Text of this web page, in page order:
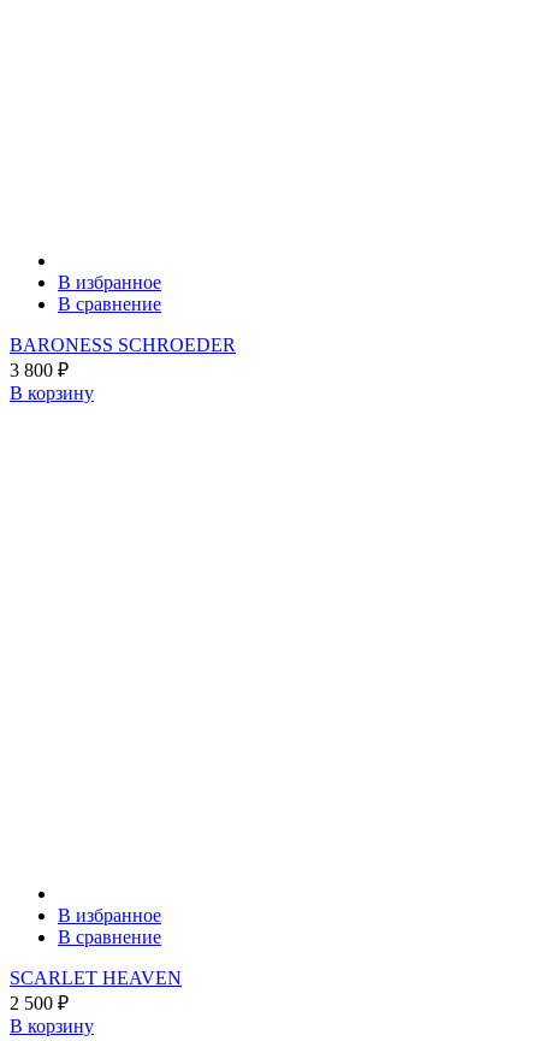
В избранное
В сравнение
BARONESS SCHROEDER
3 800 ₽
В корзину
В избранное
В сравнение
SCARLET HEAVEN
2 500 ₽
В корзину